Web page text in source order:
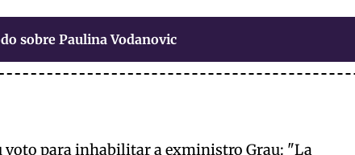
sobre Paulina Vodanovic
voto para inhabilitar a exministro Grau: "La